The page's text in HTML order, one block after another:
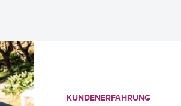
KUNDENERFAHRUNG